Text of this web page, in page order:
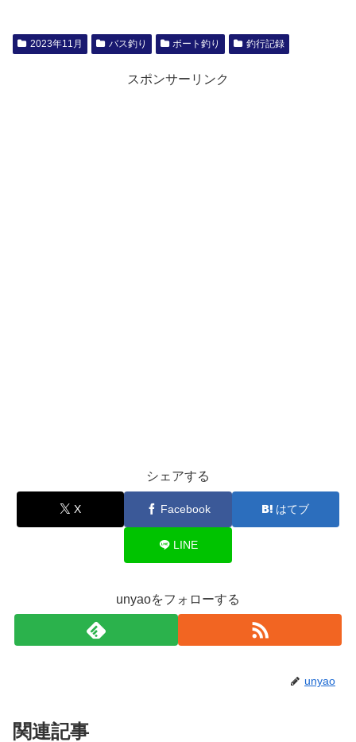
2023年11月 バス釣り ボート釣り 釣行記録
スポンサーリンク
シェアする
X Facebook はてブ
LINE
unyaoをフォローする
unyao
関連記事